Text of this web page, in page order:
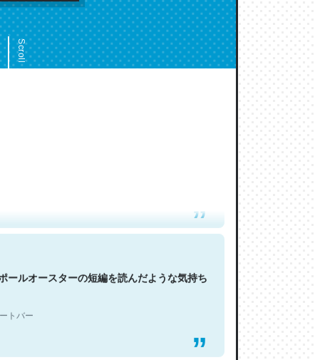
Scroll
と凄く思う。英語少しでも読める人は原文
Go. Then Covid hit. Shit.
ルオースターの短編を読んだような気持ち
トバー